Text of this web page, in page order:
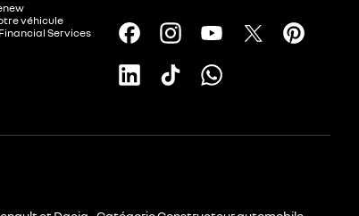
véhicule
Services